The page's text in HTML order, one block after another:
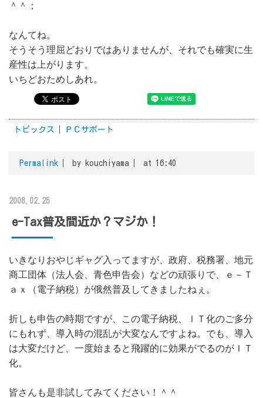
＾＾；
なんてね。
そうそう理屈どおりではありませんが、それでも確実に生
産性は上がります。
いちどおためしあれ。
トピックス ＰＣサポート
Permalink by kouchiyama at 16:40
2008.02.25
e-Tax普及間近か？マジか！
いきなりおやじギャグ入ってますが、政府、税務署、地元
商工団体（法人会、青色申告会）などの頑張りで、ｅ－Ｔ
ａｘ（電子納税）が俄然普及してきましたねぇ。
折しも申告の時期ですが、この電子納税、ＩＴ化のご多分
にもれず、導入時の混乱が大変なんですよね。でも、導入
は大変だけど、一度始まると飛躍的に効果がでるのがＩＴ
化。
皆さんも是非試してみてください！＾＾